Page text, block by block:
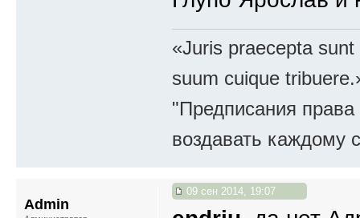
«Juris praecepta
suum cuique
"Предписания
воздавать каждому
09 сен 2014, 19:07
Admin